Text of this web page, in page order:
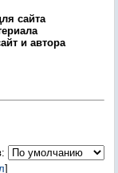
сайта
и автора
]